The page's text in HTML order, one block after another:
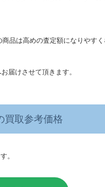
品は高めの査定額になりやすく
届けさせて頂きます。
買取参考価格
。